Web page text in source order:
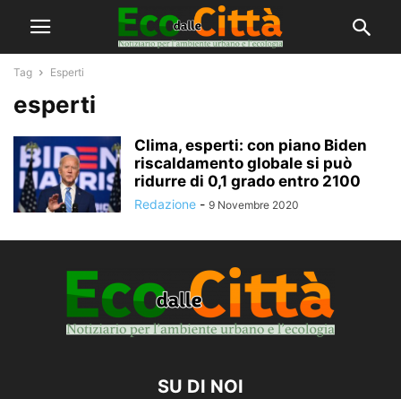
Tag Esperti
esperti
Clima, esperti: con piano Biden
riscaldamento globale si può
ridurre di 0,1 grado entro 2100
Redazione - 9 Novembre 2020
SU DI NOI